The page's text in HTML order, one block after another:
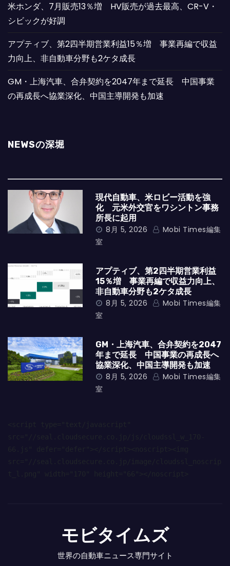
米ホンダ、7月販売13％増 HV販売が過去最高、CR-V・
シビックが好調
アプティブ、第2四半期営業利益15％増 事業再編で収益
力向上、非自動車分野も2ケタ成長
GM・上海汽車、合弁契約を2047年まで延長 中国事業
の再成長へ協業深化、中国主導開発も加速
NEWSの深堀
現代自動車、米ロビー活動を強
化 元米外交官をワシントン事務
所長に起用
8月 5, 2026
Mobi Times編集
室
アプティブ、第2四半期営業利益
15％増 事業再編で収益力向上、
非自動車分野も2ケタ成長
8月 5, 2026
Mobi Times編集
室
GM・上海汽車、合弁契約を2047
年まで延長 中国事業の再成長へ
協業深化、中国主導開発も加速
8月 5, 2026
Mobi Times編集
室
モビタイムズ
世界の自動車ニュース専門サイト